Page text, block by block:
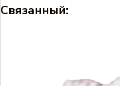
Связанный: